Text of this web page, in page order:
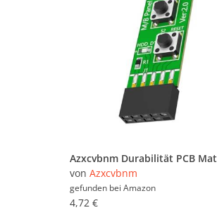
von Azxcvbnm
gefunden bei Amazon
4,72 €